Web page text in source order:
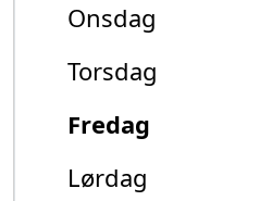
Onsdag
Torsdag
Fredag
Lørdag